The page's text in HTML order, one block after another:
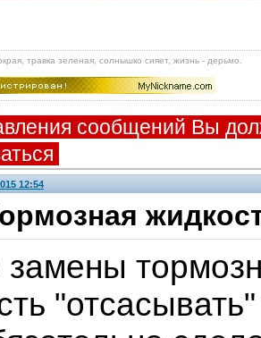
травка зеленая, солнышко сияет, жизнь - дерьмо.
сообщений Вы
12:54